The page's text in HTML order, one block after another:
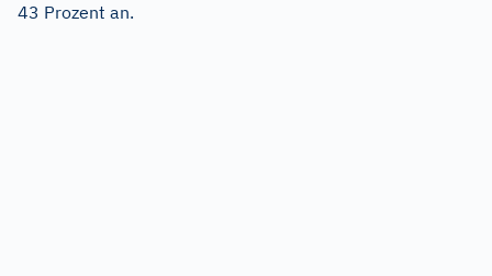
43 Prozent an.